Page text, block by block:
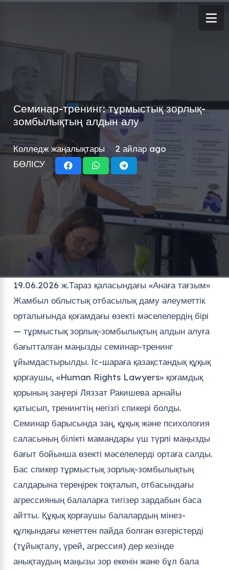
Семинар-тренинг: тұрмыстық зорлық-
зомбылықтың алдын алу
Колледж жаңалықтары
2 айлар ago
БӨЛІСУ
19.06.2026 ж.Тараз қаласындағы «Анаға тағзым»
Жамбыл облыстық отбасылық даму әлеуметтік
орталығында қоғамдағы өзекті мәселелердің бірі
— тұрмыстық зорлық-зомбылықтың алдын алуға
бағытталған маңызды семинар-тренинг
ұйымдастырылды. Іс-шараға қазақстандық құқық
қорғаушы, «Human Rights Lawyers» қоғамдық
қорының заңгері Ляззат Ракишева арнайы
қатысып, тренингтің негізгі спикері болды.
Семинар барысында заң, құқық және психология
саласының білікті мамандары үш түрлі маңызды
бағыт бойынша өзекті мәселелерді ортаға салды.
Бас спикер тұрмыстық зорлық-зомбылықтың
салдарына тереңірек тоқталып, отбасындағы
агрессияның балаларға тигізер зардабын баса
айтты. Құқық қорғаушы балалардың мінез-
құлқындағы кенеттен пайда болған өзгерістерді
(тұйықталу, үрей, агрессия) дер кезінде
анықтаудың маңызы зор екенін және бұл бала